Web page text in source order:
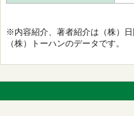
※内容紹介、著者紹介は（株）
（株）トーハンのデータです。